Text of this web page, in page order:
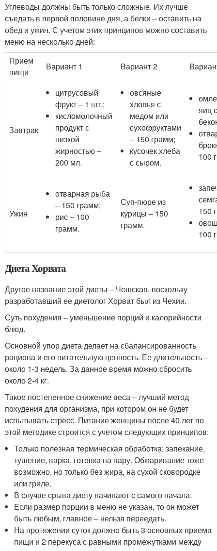
Углеводы должны быть только сложные. Их лучше
съедать в первой половине дня, а белки – оставить на
обед и ужин. С учетом этих принципов можно составить
меню на несколько дней:
Прием
пищи
Вариант 1 Вариант 2
Завтрак
цитрусовый
фрукт – 1 шт.;
кисломолочный
продукт с
низкой
жирностью –
200 мл.
овсяные
хлопья с
медом или
сухофруктами
– 150 грамм;
кусочек хлеба
с сыром.
яиц
100
Ужин
отварная рыба
– 150 грамм;
рис – 100
грамм.
Суп-пюре из
курицы – 150
грамм.
150
100
Диета Хорвата
Другое название этой диеты – Чешская, поскольку
разработавший ее диетолог Хорват был из Чехии.
Суть похудения – уменьшение порций и калорийности
блюд.
Основной упор диета делает на сбалансированность
рациона и его питательную ценность. Ее длительность –
около 1-3 недель. За данное время можно сбросить
около 2-4 кг.
Такое постепенное снижение веса – лучший метод
похудения для организма, при котором он не будет
испытывать стресс. Питание женщины после 40 лет по
этой методике строится с учетом следующих принципов:
Только полезная термическая обработка: запекание,
тушение, варка, готовка на пару. Обжаривание тоже
возможно, но только без жира, на сухой сковородке
или гриле.
В случае срыва диету начинают с самого начала.
Если размер порции в меню не указан, то он может
быть любым, главное – нельзя переедать.
На протяжении суток должно быть 3 основных приема
пищи и 2 перекуса с равными промежутками между